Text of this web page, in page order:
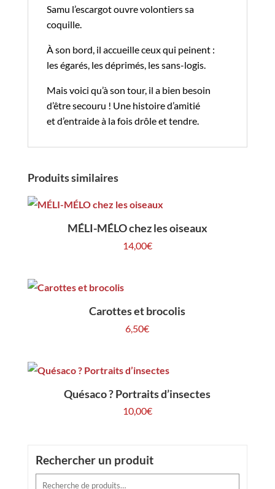
Samu l’escargot ouvre volontiers sa
coquille.
À son bord, il accueille ceux qui peinent :
les égarés, les déprimés, les sans-logis.
Mais voici qu’à son tour, il a bien besoin
d’être secouru ! Une histoire d’amitié
et d’entraide à la fois drôle et tendre.
Produits similaires
MÉLI-MÉLO chez les oiseaux
14,00€
Carottes et brocolis
6,50€
Quésaco ? Portraits d’insectes
10,00€
Rechercher un produit
Recherche